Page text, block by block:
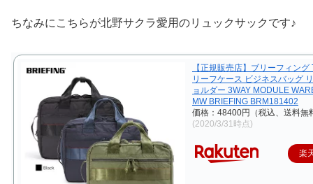
ちなみにこちらが北野サクラ愛用のリュックサックです♪
【正規販売店】ブリーフィング
リーフケース ビジネスバッグ
ョルダー 3WAY MODULE
MW BRIEFING BRM181402
価格：48400円（税込、送料無
(2020/3/31時点)
楽